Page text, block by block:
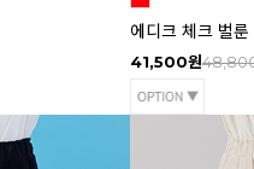
에디크 체크 벌
41,500원